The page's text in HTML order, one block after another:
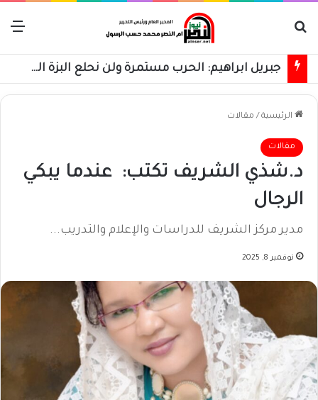
جبريل ابراهيم: الحرب مستمرة ولن نحلع البزة العسكرية حتى استعادة كامل البلاد
الرئيسية / مقالات
مقالات
د.شذي الشريف تكتب: عندما يبكي
الرجال
مدير مركز الشريف للدراسات والإعلام والتدريب...
نوفمبر 8, 2025